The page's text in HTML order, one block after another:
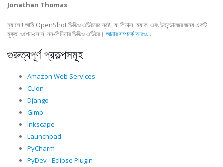
Jonathan Thomas
হ্যালো! আমি OpenShot ভিডিও এডিটরের স্রষ্টা, যা লিনাক্স, ম্যাক, এবং উইন্ডোজের জন্য একটি
মুক্ত, ওপেন-সোর্স, নন-লিনিয়ার ভিডিও এডিটর। আমার সম্পর্কে আরও...
গুরুত্বপূর্ণ প্রকল্পসমূহ
Amazon Web Services
CLion
Django
Gimp
Inkscape
Launchpad
PyCharm
PyDev - Eclipse Plugin